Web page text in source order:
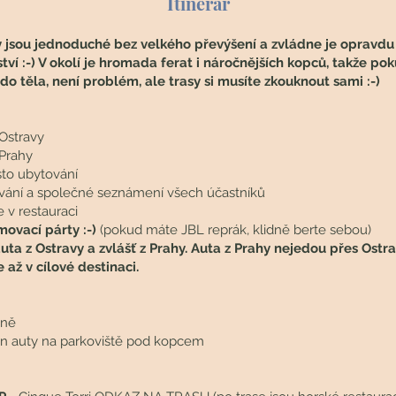
jsou jednoduché bez velkého převýšení a zvládne je
:-) V okolí je hromada ferat i náročnějších kopců, takže
těla, není problém, ale trasy si musíte zkouknout sami :-)
ubytování
a společné seznámení všech účastníků
v restauraci
párty :-) (pokud máte JBL reprák, klidně berte sebou)
z Ostravy a zvlášť z Prahy. Auta z Prahy nejedou přes
až v cílové destinaci.
auty na parkoviště pod kopcem